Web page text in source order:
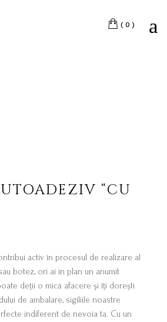
(0)
“CU
activ în procesul de realizare al
botez, ori ai în plan un anumit
deții o mică afacere și îți dorești
de ambalare, sigiliile noastre
indiferent de nevoia ta. Cu un